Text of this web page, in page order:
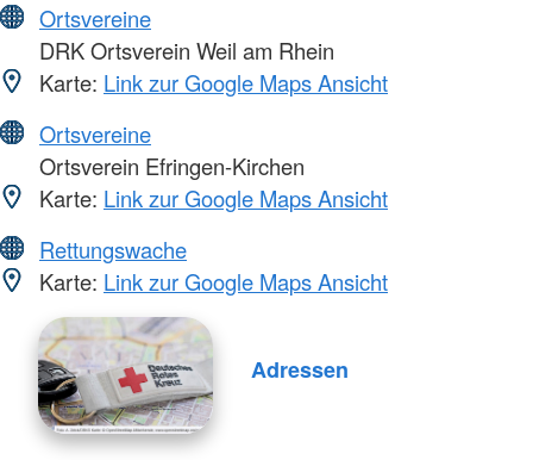
Ortsvereine
DRK Ortsverein Weil am Rhein
Karte: Link zur Google Maps Ansicht
Ortsvereine
Ortsverein Efringen-Kirchen
Karte: Link zur Google Maps Ansicht
Rettungswache
Karte: Link zur Google Maps Ansicht
Adressen